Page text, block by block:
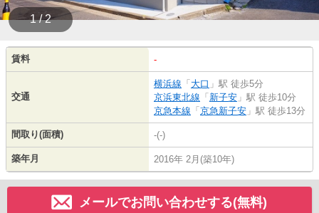
1 / 2
賃料 -
交通
横浜線 「 大口 」駅 徒歩5分
京浜東北線 「 新子安 」駅 徒歩10分
京急本線 「 京急新子安 」駅 徒歩13分
間取り(面積) -(-)
築年月 2016年 2月(築10年)
メールでお問い合わせする(無料)